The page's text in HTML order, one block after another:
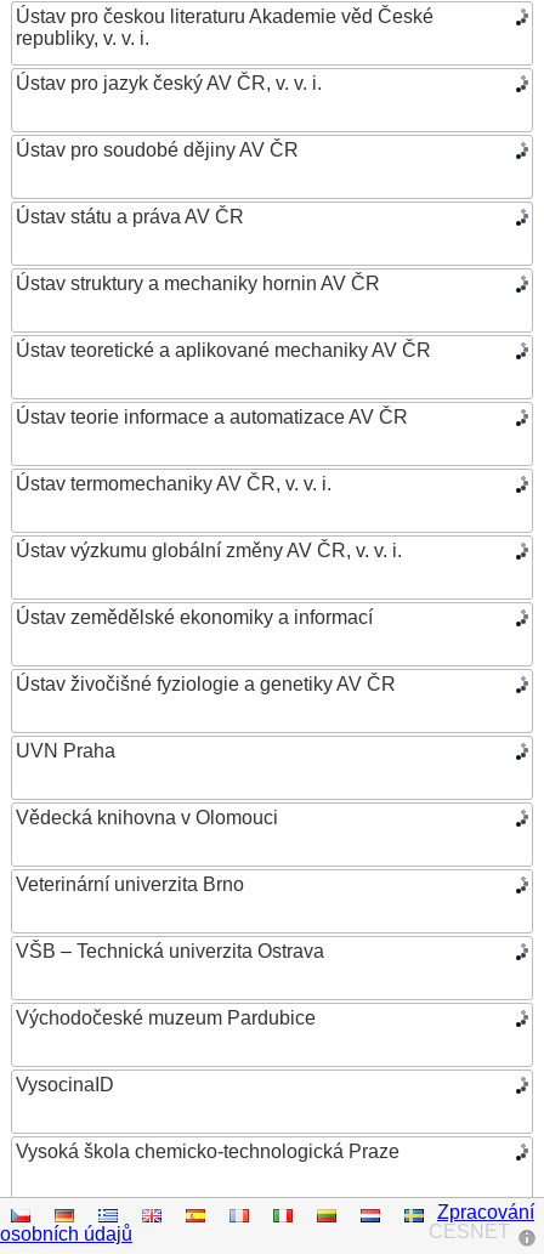
Ústav pro českou literaturu Akademie věd České
republiky, v. v. i.
Ústav pro jazyk český AV ČR, v. v. i.
Ústav pro soudobé dějiny AV ČR
Ústav státu a práva AV ČR
Ústav struktury a mechaniky hornin AV ČR
Ústav teoretické a aplikované mechaniky AV ČR
Ústav teorie informace a automatizace AV ČR
Ústav termomechaniky AV ČR, v. v. i.
Ústav výzkumu globální změny AV ČR, v. v. i.
Ústav zemědělské ekonomiky a informací
Ústav živočišné fyziologie a genetiky AV ČR
UVN Praha
Vědecká knihovna v Olomouci
Veterinární univerzita Brno
VŠB – Technická univerzita Ostrava
Východočeské muzeum Pardubice
VysocinaID
Vysoká škola chemicko-technologická Praze
Vysoká škola ekonomická v Praze
CESNET
Zpracování
osobních údajů